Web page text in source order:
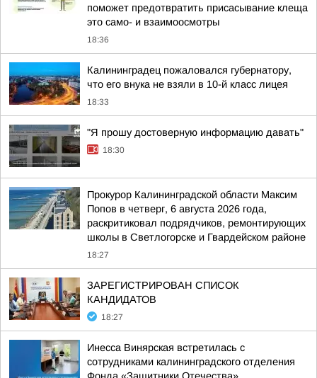
поможет предотвратить присасывание клеща
это само- и взаимоосмотры
18:36
Калининградец пожаловался губернатору,
что его внука не взяли в 10-й класс лицея
18:33
"Я прошу достоверную информацию давать"
18:30
Прокурор Калининградской области Максим
Попов в четверг, 6 августа 2026 года,
раскритиковал подрядчиков, ремонтирующих
школы в Светлогорске и Гвардейском районе
18:27
ЗАРЕГИСТРИРОВАН СПИСОК
КАНДИДАТОВ
18:27
Инесса Винярская встретилась с
сотрудниками калининградского отделения